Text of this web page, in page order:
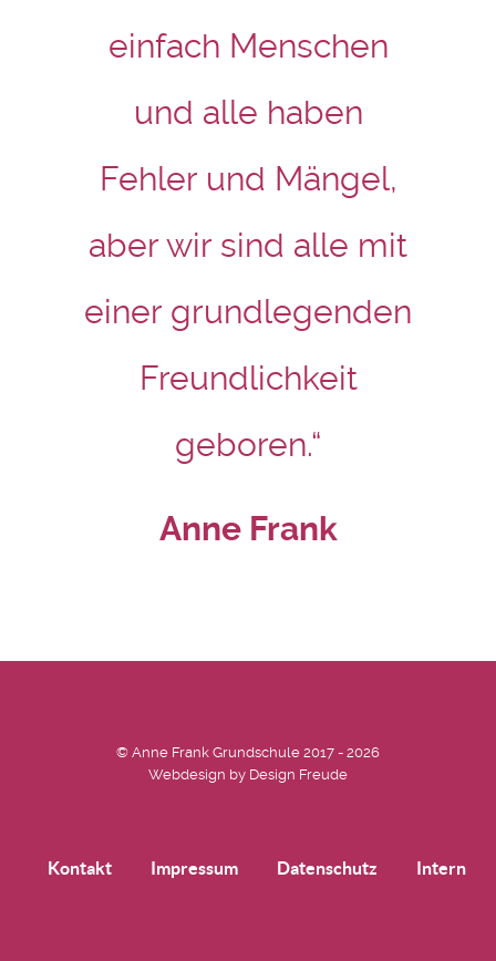
einfach Menschen
und alle haben
Fehler und Mängel,
aber wir sind alle mit
einer grundlegenden
Freundlichkeit
geboren.“
Anne Frank
© Anne Frank Grundschule 2017 - 2026
Webdesign by Design Freude
Kontakt Impressum Datenschutz Intern